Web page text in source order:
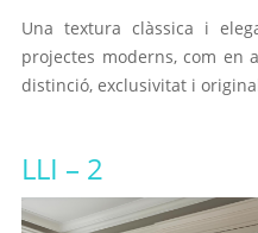
Una textura clàssica i
projectes moderns, com en
distinció, exclusivitat i
LLI – 2